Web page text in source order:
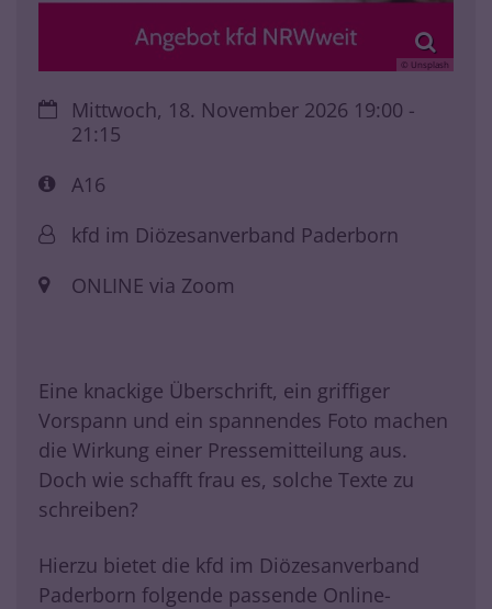
© Unsplash
Datum:Mittwoch, 18. November 2026 19:00 -
21:15
Art bzw. Nummer:
A16
Von:kfd im Diözesanverband Paderborn
Ort: ONLINE via Zoom
Eine knackige Überschrift, ein griffiger
Vorspann und ein spannendes Foto machen
die Wirkung einer Pressemitteilung aus.
Doch wie schafft frau es, solche Texte zu
schreiben?
Hierzu bietet die kfd im Diözesanverband
Paderborn folgende passende Online-